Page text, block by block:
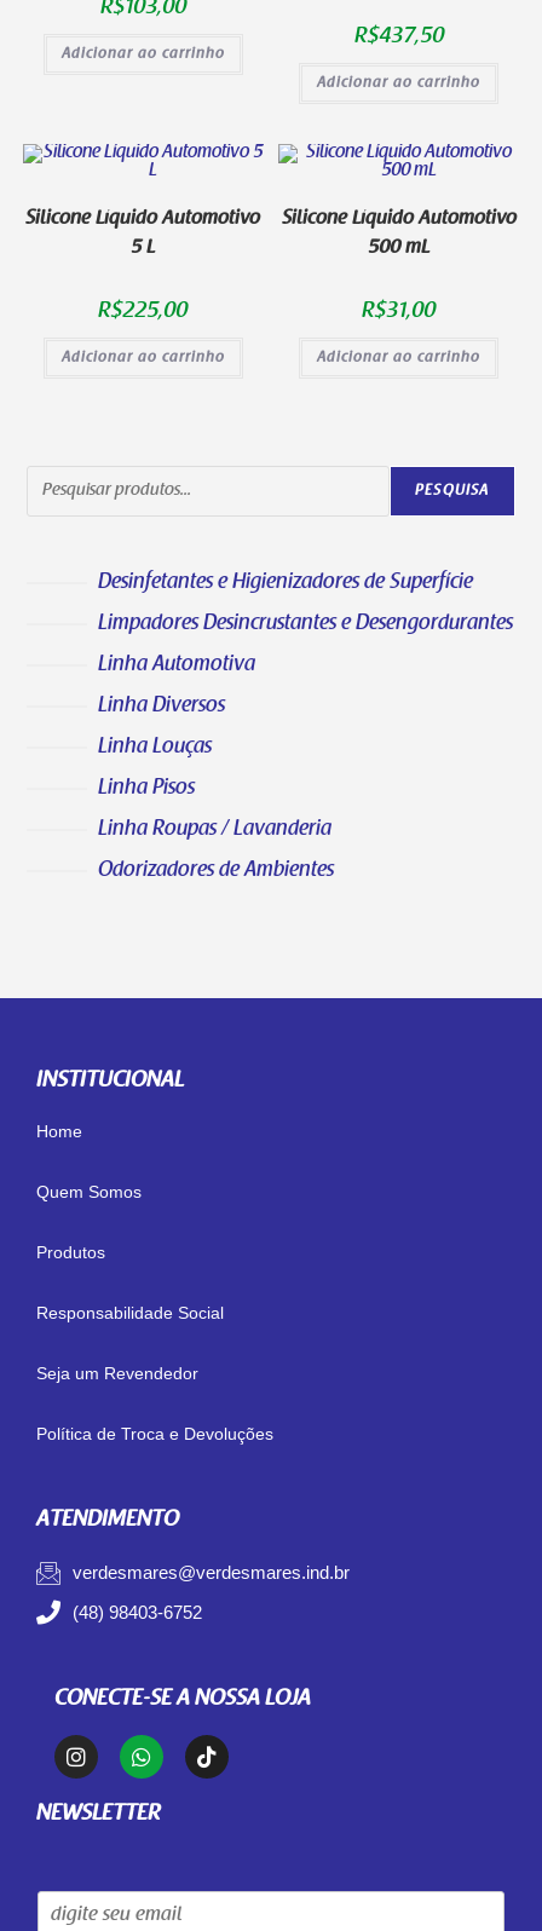
R$103,00
Adicionar ao carrinho
R$437,50
Adicionar ao carrinho
Silicone Líquido Automotivo
5 L
R$225,00
Adicionar ao carrinho
Silicone Líquido Automotivo
500 mL
R$31,00
Adicionar ao carrinho
PESQUISA
Desinfetantes e Higienizadores de Superfície
Limpadores Desincrustantes e Desengordurantes
Linha Automotiva
Linha Diversos
Linha Louças
Linha Pisos
Linha Roupas / Lavanderia
Odorizadores de Ambientes
INSTITUCIONAL
Home
Quem Somos
Produtos
Responsabilidade Social
Seja um Revendedor
Política de Troca e Devoluções
ATENDIMENTO
verdesmares@verdesmares.ind.br
(48) 98403-6752
CONECTE-SE A NOSSA LOJA
NEWSLETTER